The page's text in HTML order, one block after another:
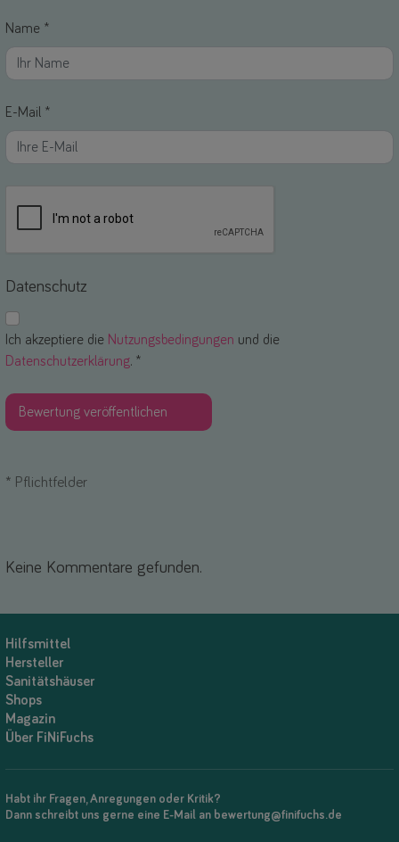
Name *
E-Mail *
Datenschutz
Ich akzeptiere die Nutzungsbedingungen und die
Datenschutzerklärung. *
* Pflichtfelder
Keine Kommentare gefunden.
Hilfsmittel
Hersteller
Sanitätshäuser
Shops
Magazin
Über FiNiFuchs
Habt ihr Fragen, Anregungen oder Kritik?
Dann schreibt uns gerne eine E-Mail an bewertung@finifuchs.de